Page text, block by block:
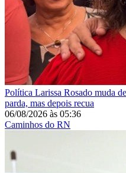
Política Larissa Rosado muda
parda, mas depois recua
06/08/2026 às 05:36
Caminhos do RN